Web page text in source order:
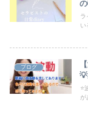
ラ
い
ブログ
⭐️
が